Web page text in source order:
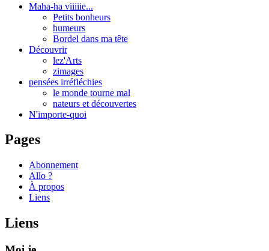
Maha-ha viiiiie...
Petits bonheurs
humeurs
Bordel dans ma tête
Découvrir
lez'Arts
zimages
pensées irréfléchies
le monde tourne mal
nateurs et découvertes
N'importe-quoi
Pages
Abonnement
Allo ?
À propos
Liens
Liens